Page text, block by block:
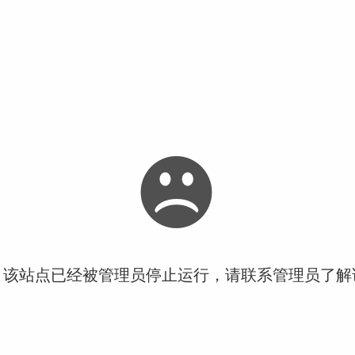
站点已经被管理员停止运行，请联系管理员了